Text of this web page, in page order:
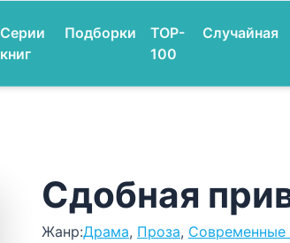
Серии
книг
Подборки
TOP-
100
Случайная
Сдобная
Жанр:Драма, Проза,